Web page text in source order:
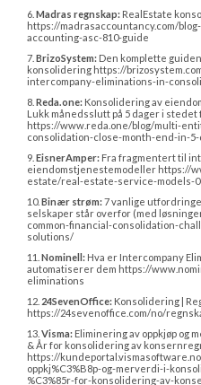
6. Madras regnskap: RealEstate
https://madrasaccountancy.com/
accounting-asc-810-guide
7. BrizoSystem: Den komplette
konsolidering https://
intercompany-eliminations-in-
8. Reda.one: Konsolidering av
Lukk månedsslutt på 5 dager i stedet
https://www.reda.one/blog/multi-
consolidation-close-month-end-in-
9. EisnerAmper: Fra fragmentert til
eiendomstjenestemodeller https://
estate/real-estate-service-models-
10. Binær strøm: 7 vanlige
selskaper står overfor (med
common-financial-consolidation-
solutions/
11. Nominell: Hva er Intercompany
automatiserer dem https://
eliminations
12. 24SevenOffice: Konsolidering |
https://24sevenoffice.com/no/
13. Visma: Eliminering av oppkjøp og
& År for konsolidering av
https://
oppkj%C3%B8p-og-merverdi-i-
%C3%85r-for-konsolidering-av-